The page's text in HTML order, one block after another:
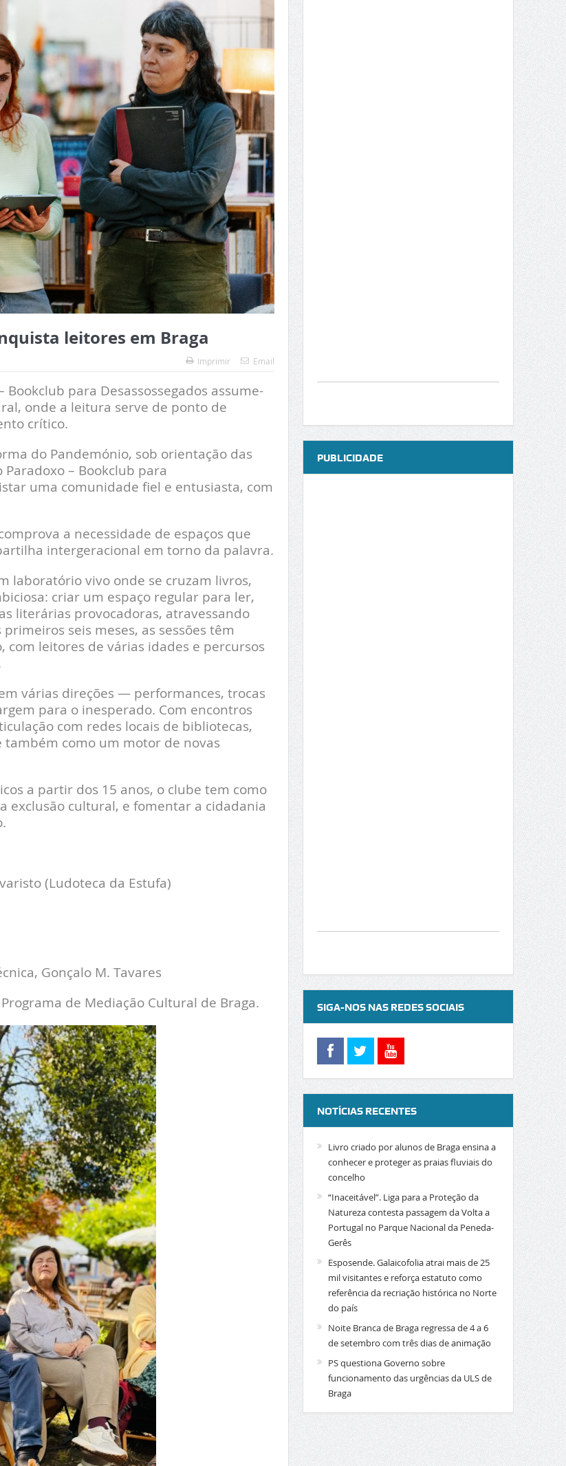
leitores em Braga
Imprimir Email
para Desassossegados assume-
onde a leitura serve de ponto de
crítico.
do Pandemónio, sob orientação das
– Bookclub para
uma comunidade fiel e entusiasta, com
a necessidade de espaços que
intergeracional em torno da palavra.
laboratório vivo onde se cruzam livros,
criar um espaço regular para ler,
literárias provocadoras, atravessando
seis meses, as sessões têm
leitores de várias idades e percursos
várias direções — performances, trocas
para o inesperado. Com encontros
com redes locais de bibliotecas,
também como um motor de novas
a partir dos 15 anos, o clube tem como
exclusão cultural, e fomentar a cidadania
(Ludoteca da Estufa)
Gonçalo M. Tavares
de Mediação Cultural de Braga.
PUBLICIDADE
SIGA-NOS NAS REDES SOCIAIS
NOTÍCIAS RECENTES
Livro criado por alunos de Braga ensina a
conhecer e proteger as praias fluviais do
concelho
“Inaceitável”. Liga para a Proteção da
Natureza contesta passagem da Volta a
Portugal no Parque Nacional da Peneda-
Gerês
Esposende. Galaicofolia atrai mais de 25
mil visitantes e reforça estatuto como
referência da recriação histórica no Norte
do país
Noite Branca de Braga regressa de 4 a 6
de setembro com três dias de animação
PS questiona Governo sobre
funcionamento das urgências da ULS de
Braga